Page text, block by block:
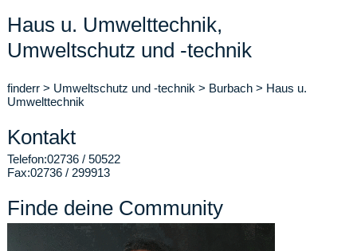
Haus u. Umwelttechnik,
Umweltschutz und -technik
finderr > Umweltschutz und -technik > Burbach > Haus u.
Umwelttechnik
Kontakt
Telefon:02736 / 50522
Fax:02736 / 299913
Finde deine Community